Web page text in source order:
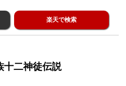
楽天で検索
十二神徒伝説